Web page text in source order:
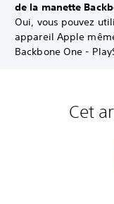
de la manette
Oui, vous pouvez
appareil Apple
Backbone One -
Cet